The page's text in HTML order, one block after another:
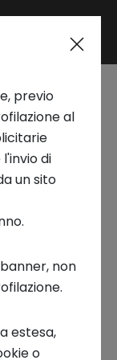
Area riservata
| Il
la
previo
al
di
un sito
non
estesa,
o